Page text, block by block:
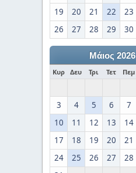
19
20 21 22 23
26
27 28 29 30
Μάιος 2026
Κυρ Δευ Τρι Τετ Πεμ
3
4 5 6 7
10
11 12 13 14
17
18 19 20 21
24
25 26 27 28